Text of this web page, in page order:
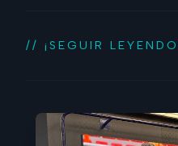
// ¡SEGUIR